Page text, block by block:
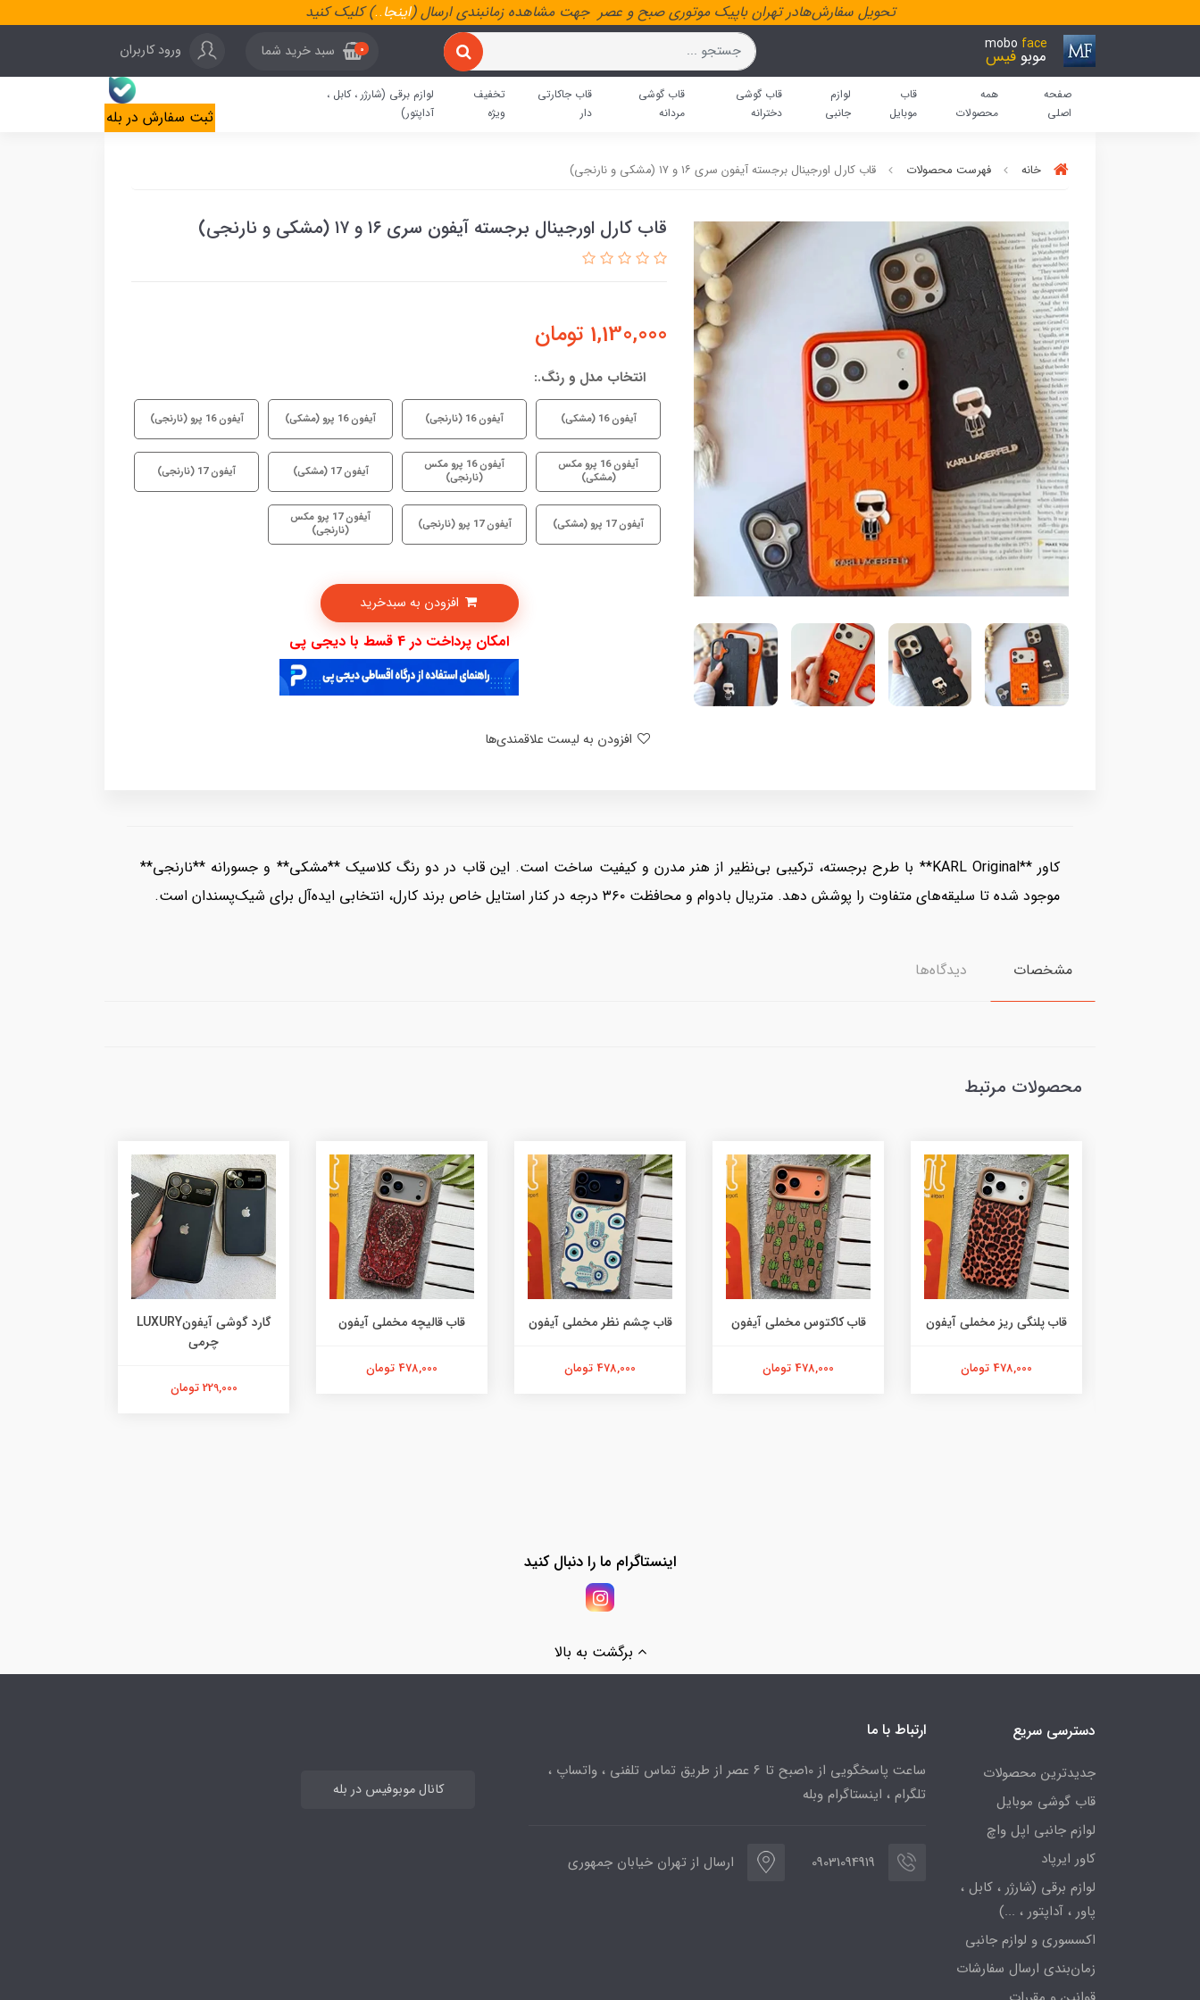
تحویل سفارش‌هادر تهران باپیک موتوری صبح و عصر جهت مشاهده زمانبندی ارسال (اینجا..) کلیک کنید
mobo face
موبو فیس 0 سبد خرید شما ورود کاربران
صفحه
اصلی
همه
محصولات
قاب
موبایل
لوازم
جانبی
قاب گوشی
دخترانه
قاب گوشی
مردانه
قاب جاکارتی
دار
تخفیف
ویژه
لوازم برقی (شارژر ، کابل ،
آداپتور)
ثبت سفارش در بله
خانه فهرست محصولات قاب کارل اورجینال برجسته آیفون سری ۱۶ و ۱۷ (مشکی و نارنجی)
قاب کارل اورجینال برجسته آیفون سری ۱۶ و ۱۷ (مشکی و نارنجی)
1,130,000 تومان
انتخاب مدل و رنگ.:
آیفون 16 (مشکی) آیفون 16 (نارنجی) آیفون 16 پرو (مشکی) آیفون 16 پرو (نارنجی)
آیفون 16 پرو مکس
(مشکی)
آیفون 16 پرو مکس
(نارنجی)
آیفون 17 (مشکی) آیفون 17 (نارنجی)
آیفون 17 پرو (مشکی) آیفون 17 پرو (نارنجی)
آیفون 17 پرو مکس
(نارنجی)
امکان پرداخت در 4 قسط با دیجی پی
کاور **KARL Original** با طرح برجسته، ترکیبی بی‌نظیر از هنر مدرن و کیفیت ساخت است. این قاب در دو رنگ کلاسیک **مشکی** و جسورانه **نارنجی**
موجود شده تا سلیقه‌های متفاوت را پوشش دهد. متریال بادوام و محافظت ۳۶۰ درجه در کنار استایل خاص برند کارل، انتخابی ایده‌آل برای شیک‌پسندان است.
مشخصات دیدگاه‌ها
محصولات مرتبط
قاب پلنگی ریز مخملی آیفون
478,000 تومان
قاب کاکتوس مخملی آیفون
478,000 تومان
قاب چشم نظر مخملی آیفون
478,000 تومان
قاب قالیچه مخملی آیفون
478,000 تومان
گارد گوشی آیفونLUXURY
چرمی
229,000 تومان
اینستاگرام ما را دنبال کنید
برگشت به بالا
دسترسی سریع
جدیدترین محصولات
قاب گوشی موبایل
لوازم جانبی اپل واچ
کاور ایرپاد
لوازم برقی (شارژر ، کابل ،
پاور ، آداپتور ، ...)
اکسسوری و لوازم جانبی
زمان‌بندی ارسال سفارشات
ارتباط با ما
ساعت پاسخگویی از 10صبح تا 6 عصر از طریق تماس تلفنی ، واتساپ ،
تلگرام ، اینستاگرام وبله
09031094919 ارسال از تهران خیابان جمهوری
کانال موبوفیس در بله